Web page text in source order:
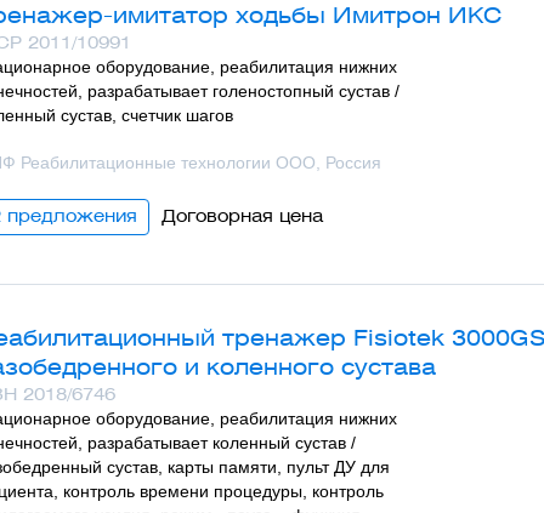
имитатор ходьбы Имитрон ИКС
2011/10991
оборудование, реабилитация нижних
разрабатывает голеностопный сустав /
сустав, счетчик шагов
Реабилитационные технологии ООО, Россия
предложения Договорная цена
тренажер Fisiotek
и коленного сустава
2018/6746
оборудование, реабилитация нижних
разрабатывает коленный сустав /
сустав, карты памяти, пульт ДУ для
контроль времени процедуры, контроль